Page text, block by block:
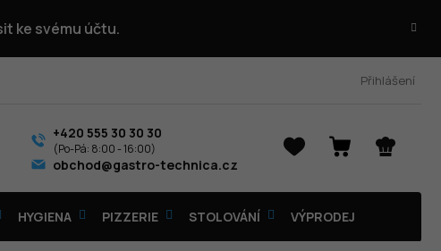
ke svému účtu.
Přihlášení
NÁKUPNÍ
+420 555 30 30 30
obchod@gastro-technica.cz
HYGIENA PIZZERIE STOLOVÁNÍ VÝPRODEJ